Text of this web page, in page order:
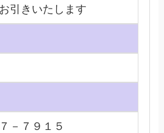
引きいたします
－７９１５